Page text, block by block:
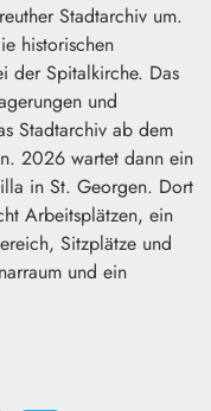
Stadtarchiv um.
historischen
der Spitalkirche. Das
und
Stadtarchiv ab dem
2026 wartet dann ein
in St. Georgen. Dort
Arbeitsplätzen, ein
Sitzplätze und
und ein